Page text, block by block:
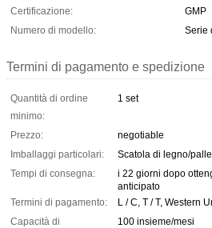
Certificazione:
GMP
Numero di modello:
Serie
Termini di pagamento e spedizione
Quantità di ordine
minimo:
1 set
Prezzo:
negotiable
Imballaggi particolari:
Scatola di legno/
Tempi di consegna:
i 22 giorni dopo
anticipato
Termini di pagamento:
L / C, T / T, Western
Capacità di
100 insieme/mesi